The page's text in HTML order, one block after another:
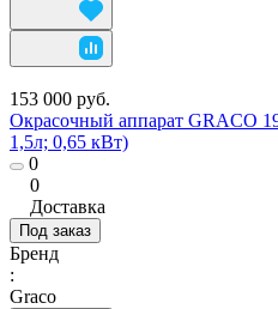
153 000 руб.
Окрасочный аппарат GRACO
1,5л; 0,65 кВт)
0
0
Доставка
Под заказ
Бренд
:
Graco